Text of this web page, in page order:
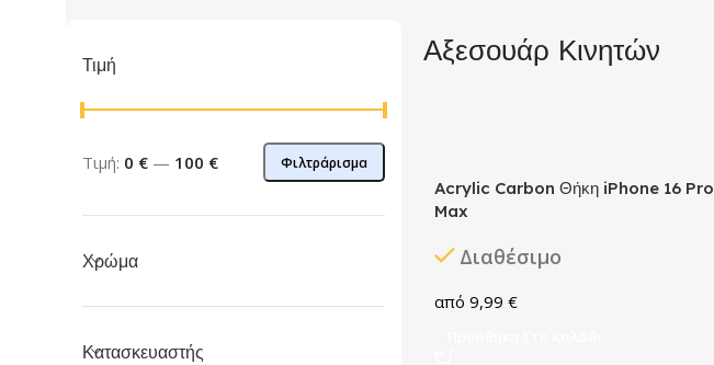
Τιμή
Φιλτράρισμα
Τιμή: 0 € — 100 €
Χρώμα
Κατασκευαστής
Αξεσουάρ Κινητών
Acrylic Carbon Θήκη iPhone 16 Pro
Max
Διαθέσιμο
9,99 €